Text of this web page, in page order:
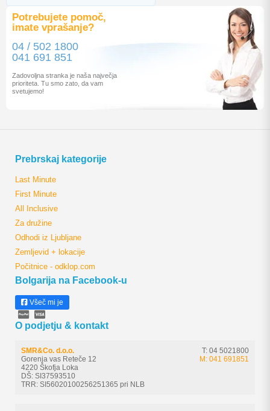
Potrebujete pomoč,
imate vprašanje?
04 / 502 1800
041 691 851
Zadovoljna stranka je naša največja
prioriteta. Tu smo zato, da vam
svetujemo!
Prebrskaj kategorije
Last Minute
First Minute
All Inclusive
Za družine
Odhodi iz Ljubljane
Zemljevid + lokacije
Počitnice - odklop.com
Bolgarija na Facebook-u
Všeč mi je
O podjetju & kontakt
SMR&Co. d.o.o.
Gorenja vas Reteče 12
4220 Škofja Loka
DŠ: SI37593510
TRR: SI56020100256251365 pri NLB
T: 04 5021800
M: 041 691851